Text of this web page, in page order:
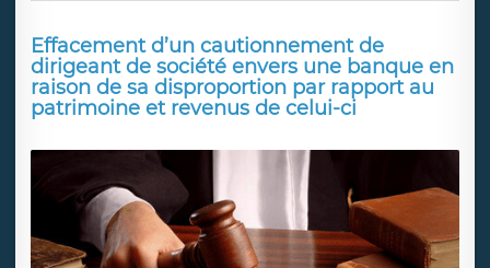
Effacement d’un cautionnement de
dirigeant de société envers une banque en
raison de sa disproportion par rapport au
patrimoine et revenus de celui-ci